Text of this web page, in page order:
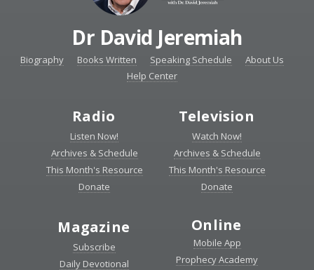
Dr David Jeremiah
Biography Books Written Speaking Schedule
About Us
Help Center
Radio
Listen Now!
Archives & Schedule
This Month's Resource
Donate
Television
Watch Now!
Archives & Schedule
This Month's Resource
Donate
Magazine
Subscribe
Daily Devotional
Online
Mobile App
Prophecy Academy